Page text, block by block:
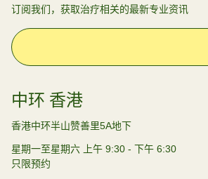
订阅我们，获取治疗相关的最新专业资讯
Email Address
中环 香港
香港中环半山赞善里5A地下
星期一至星期六 上午 9:30 - 下午 6:30
只限预约